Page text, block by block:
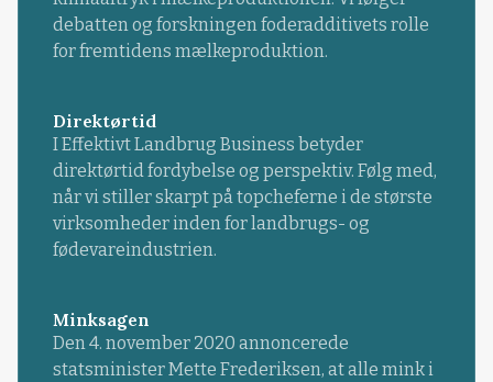
debatten og forskningen foderadditivets rolle
for fremtidens mælkeproduktion.
Direktørtid
I Effektivt Landbrug Business betyder
direktørtid fordybelse og perspektiv. Følg med,
når vi stiller skarpt på topcheferne i de største
virksomheder inden for landbrugs- og
fødevareindustrien.
Minksagen
Den 4. november 2020 annoncerede
statsminister Mette Frederiksen, at alle mink i